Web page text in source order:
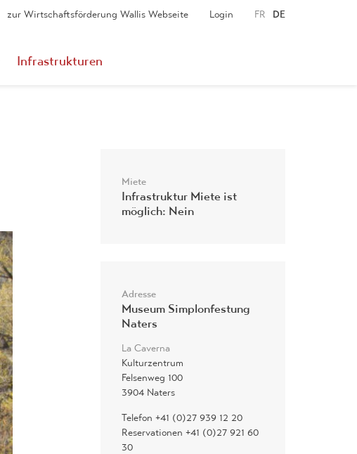
FR DE
Login
zur Wirtschaftsförderung Wallis Webseite
Infrastrukturen
Miete
Infrastruktur Miete ist
möglich: Nein
Adresse
Museum Simplonfestung
Naters
La Caverna
Kulturzentrum
Felsenweg 100
3904 Naters
Telefon +41 (0)27 939 12 20
Reservationen +41 (0)27 921 60
30